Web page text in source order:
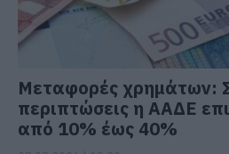
Μεταφορές χρημάτων:
περιπτώσεις η ΑΑΔΕ
από 10% έως 40%